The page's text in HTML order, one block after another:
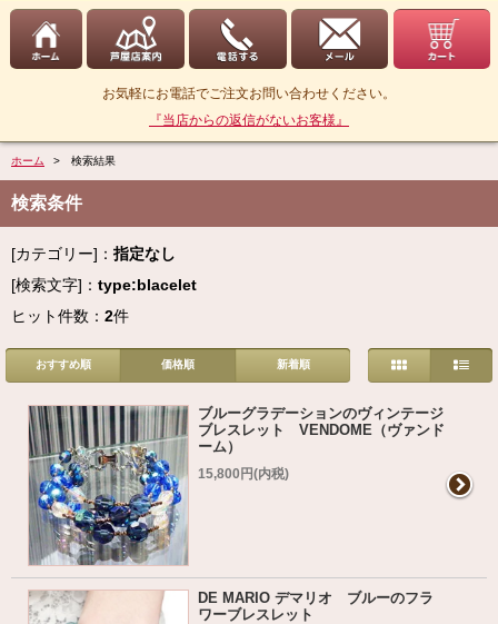
お気軽にお電話でご注文お問い合わせください。
『当店からの返信がないお客様』
ホーム > 検索結果
検索条件
[カテゴリー]： 指定なし
[検索文字]： type:blacelet
ヒット件数： 2件
おすすめ順 価格順 新着順
ブルーグラデーションのヴィンテージ
ブレスレット VENDOME（ヴァンド
ーム）
15,800円(内税)
DE MARIO デマリオ ブルーのフラ
ワーブレスレット